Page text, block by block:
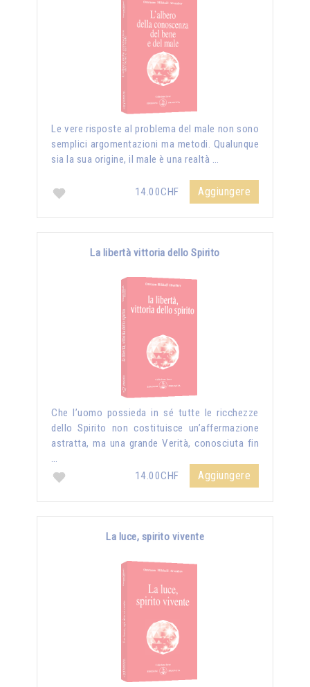
Le vere risposte al problema del male non sono
semplici argomentazioni ma metodi. Qualunque
sia la sua origine, il male è una realtà …
14.00CHF Aggiungere
La libertà vittoria dello Spirito
Che l’uomo possieda in sé tutte le ricchezze
dello Spirito non costituisce un’affermazione
astratta, ma una grande Verità, conosciuta fin
…
14.00CHF
Aggiungere
La luce, spirito vivente